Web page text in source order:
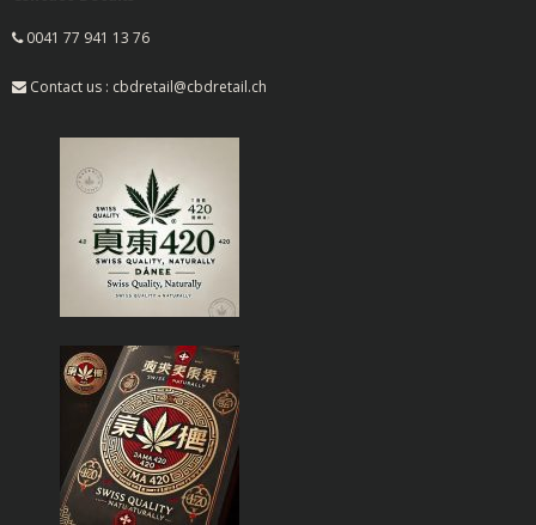
0041 77 941 13 76
Contact us : cbdretail@cbdretail.ch